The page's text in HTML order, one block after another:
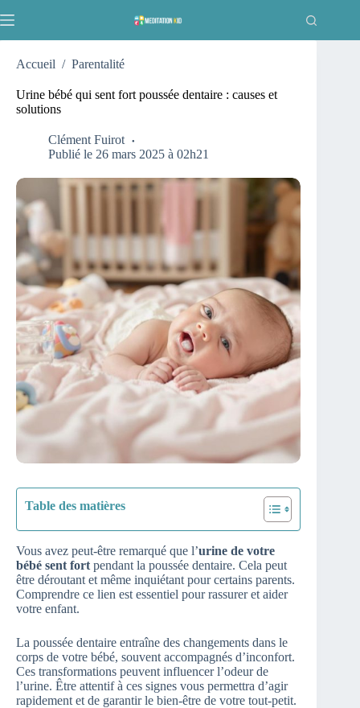
au
Accueil / Parentalité
Urine bébé qui sent fort poussée dentaire : causes et
solutions
Clément Fuirot
Publié le 26 mars 2025 à 02h21
Table des matières
Vous avez peut-être remarqué que l’urine de votre
bébé sent fort pendant la poussée dentaire. Cela peut
être déroutant et même inquiétant pour certains parents.
Comprendre ce lien est essentiel pour rassurer et aider
votre enfant.
La poussée dentaire entraîne des changements dans le
corps de votre bébé, souvent accompagnés d’inconfort.
Ces transformations peuvent influencer l’odeur de
l’urine. Être attentif à ces signes vous permettra d’agir
rapidement et de garantir le bien-être de votre tout-petit.